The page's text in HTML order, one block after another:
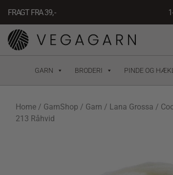
indholdet
FRAGT FRA 39, -
GARN BRODERI PINDE OG
Home / GarnShop / Garn / Lana Grossa /
213 Råhvid